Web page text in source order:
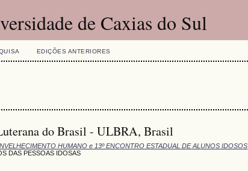
de Caxias do Sul
EDIÇÕES ANTERIORES
do Brasil - ULBRA, Brasil
HUMANO e 13º ENCONTRO ESTADUAL DE ALUNOS IDOSOS
DAS PESSOAS IDOSAS